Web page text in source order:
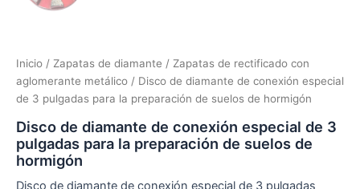
Inicio / Zapatas de diamante / Zapatas de rectificado con
aglomerante metálico / Disco de diamante de conexión especial
de 3 pulgadas para la preparación de suelos de hormigón
Disco de diamante de conexión especial de 3
pulgadas para la preparación de suelos de
hormigón
Disco de diamante de conexión especial de 3 pulgadas